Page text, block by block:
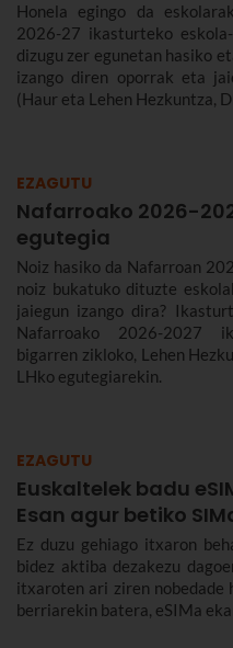
Honela egingo da
2026-27 ikasturteko
dizugu zer egunetan hasiko
izango diren oporrak eta
(Haur eta Lehen Hezkuntza,
EZAGUTU
Nafarroako 2026-
egutegia
Noiz hasiko da Nafarroan
noiz bukatuko dituzte
jaiegun izango dira?
Nafarroako 2026-2027
bigarren zikloko, Lehen
LHko egutegiarekin.
EZAGUTU
Euskaltelek badu
Esan agur betiko
Ez duzu gehiago itxaron
bidez aktiba dezakezu
itxaroten ari ziren
berriarekin batera, eSIMa